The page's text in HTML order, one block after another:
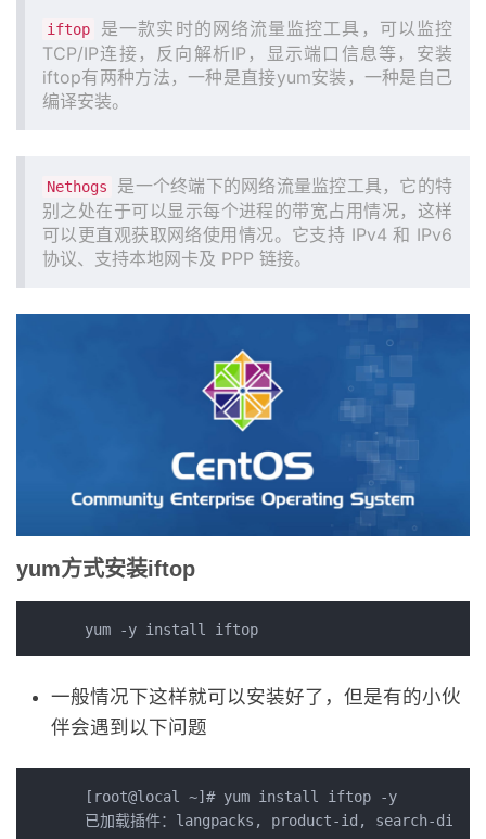
iftop
是一款实时的网络流量监控工具，可以监控
TCP/IP连接，反向解析IP，显示端口信息等，安装
iftop有两种方法，一种是直接yum安装，一种是自己
编译安装。
Nethogs
是一个终端下的网络流量监控工具，它的特
别之处在于可以显示每个进程的带宽占用情况，这样
可以更直观获取网络使用情况。它支持 IPv4 和 IPv6
协议、支持本地网卡及 PPP 链接。
yum方式安装iftop
一般情况下这样就可以安装好了，但是有的小伙
伴会遇到以下问题
[root@local ~]# yum install iftop -y
已加载插件：langpacks, product-id, search-